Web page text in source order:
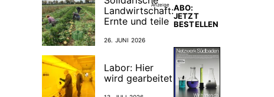
Landwirtschaft:
Ernte und teile
26. JUNI 2026
Labor: Hier
wird gearbeitet
Anzeige
ABO:
JETZT
BESTELLEN